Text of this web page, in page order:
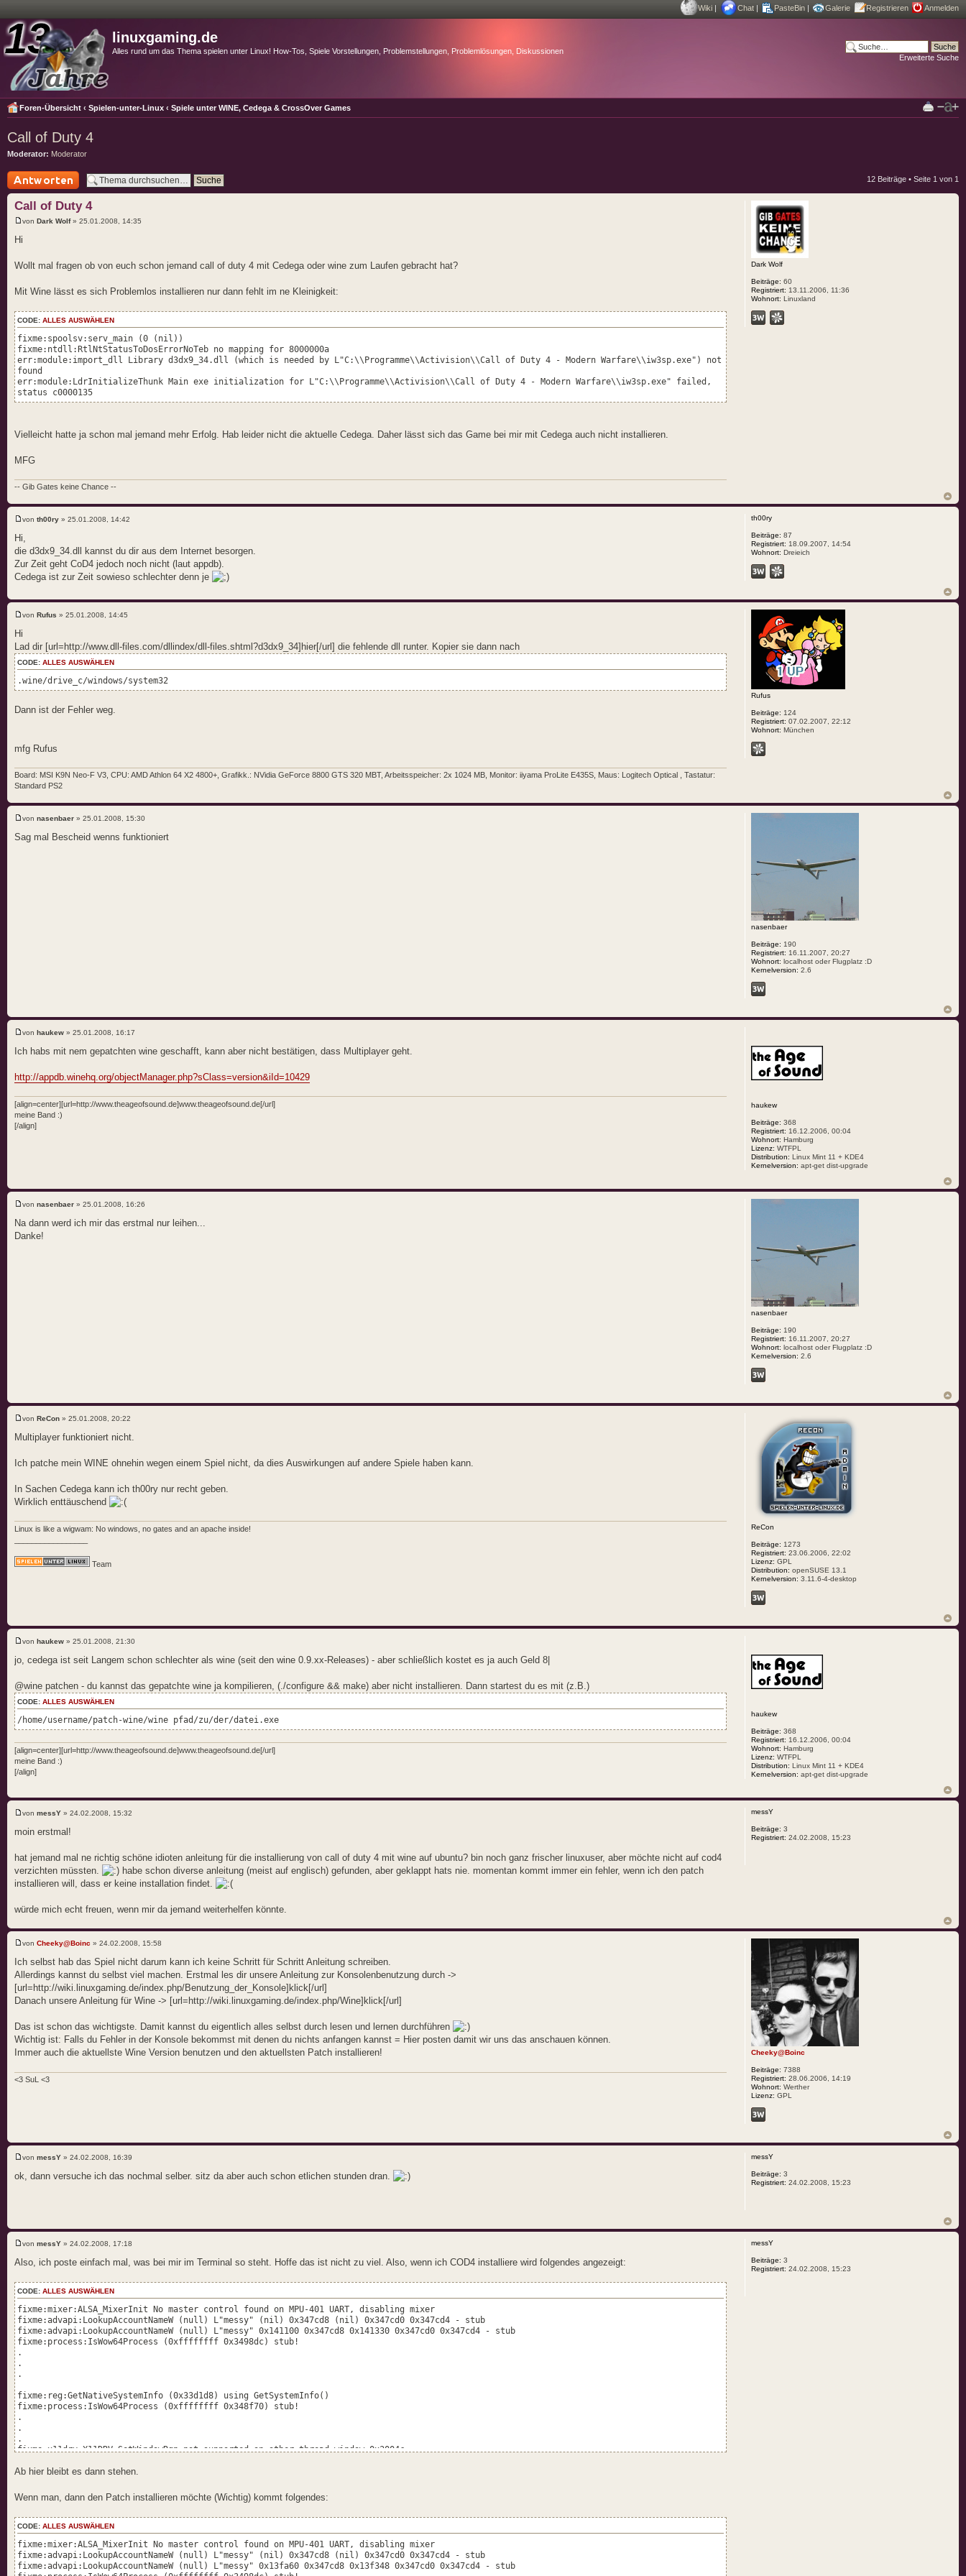
Wiki | Chat | PasteBin | Galerie Registrieren Anmelden
linuxgaming.de
Alles rund um das Thema spielen unter Linux! How-Tos, Spiele Vorstellungen, Problemstellungen, Problemlösungen, Diskussionen
Erweiterte Suche
Foren-Übersicht ‹ Spielen-unter-Linux ‹ Spiele unter WINE, Cedega & CrossOver Games
Call of Duty 4
Moderator: Moderator
Antwort schreiben
12 Beiträge • Seite 1 von 1
Call of Duty 4
von Dark Wolf» 25.01.2008, 14:35
Hi
Wollt mal fragen ob von euch schon jemand call of duty 4 mit Cedega oder wine zum Laufen gebracht hat?
Mit Wine lässt es sich Problemlos installieren nur dann fehlt im ne Kleinigkeit:
CODE: ALLES AUSWÄHLEN
fixme:spoolsv:serv_main (0 (nil))
fixme:ntdll:RtlNtStatusToDosErrorNoTeb no mapping for 8000000a
err:module:import_dll Library d3dx9_34.dll (which is needed by L"C:\\Programme\\Activision\\Call of Duty 4 - Modern Warfare\\iw3sp.exe") not
found
err:module:LdrInitializeThunk Main exe initialization for L"C:\\Programme\\Activision\\Call of Duty 4 - Modern Warfare\\iw3sp.exe" failed,
status c0000135
Vielleicht hatte ja schon mal jemand mehr Erfolg. Hab leider nicht die aktuelle Cedega. Daher lässt sich das Game bei mir mit Cedega auch nicht installieren.
MFG
-- Gib Gates keine Chance --
Dark Wolf
Beiträge: 60
Registriert: 13.11.2006, 11:36
Wohnort: Linuxland
von th00ry » 25.01.2008, 14:42
Hi,
die d3dx9_34.dll kannst du dir aus dem Internet besorgen.
Zur Zeit geht CoD4 jedoch noch nicht (laut appdb).
Cedega ist zur Zeit sowieso schlechter denn je
th00ry
Beiträge: 87
Registriert: 18.09.2007, 14:54
Wohnort: Dreieich
von Rufus » 25.01.2008, 14:45
Hi
Lad dir [url=http://www.dll-files.com/dllindex/dll-files.shtml?d3dx9_34]hier[/url] die fehlende dll runter. Kopier sie dann nach
CODE: ALLES AUSWÄHLEN
.wine/drive_c/windows/system32
Dann ist der Fehler weg.
mfg Rufus
Board: MSI K9N Neo-F V3, CPU: AMD Athlon 64 X2 4800+, Grafikk.: NVidia GeForce 8800 GTS 320 MBT, Arbeitsspeicher: 2x 1024 MB, Monitor: iiyama ProLite E435S, Maus: Logitech Optical , Tastatur:
Standard PS2
Rufus
Beiträge: 124
Registriert: 07.02.2007, 22:12
Wohnort: München
von nasenbaer » 25.01.2008, 15:30
Sag mal Bescheid wenns funktioniert
nasenbaer
Beiträge: 190
Registriert: 16.11.2007, 20:27
Wohnort: localhost oder Flugplatz :D
Kernelversion: 2.6
von haukew » 25.01.2008, 16:17
Ich habs mit nem gepatchten wine geschafft, kann aber nicht bestätigen, dass Multiplayer geht.
http://appdb.winehq.org/objectManager.php?sClass=version&iId=10429
[align=center][url=http://www.theageofsound.de]www.theageofsound.de[/url]
meine Band :)
[/align]
haukew
Beiträge: 368
Registriert: 16.12.2006, 00:04
Wohnort: Hamburg
Lizenz: WTFPL
Distribution: Linux Mint 11 + KDE4
Kernelversion: apt-get dist-upgrade
von nasenbaer » 25.01.2008, 16:26
Na dann werd ich mir das erstmal nur leihen...
Danke!
nasenbaer
Beiträge: 190
Registriert: 16.11.2007, 20:27
Wohnort: localhost oder Flugplatz :D
Kernelversion: 2.6
von ReCon » 25.01.2008, 20:22
Multiplayer funktioniert nicht.
Ich patche mein WINE ohnehin wegen einem Spiel nicht, da dies Auswirkungen auf andere Spiele haben kann.
In Sachen Cedega kann ich th00ry nur recht geben.
Wirklich enttäuschend
Linux is like a wigwam: No windows, no gates and an apache inside!
Team
ReCon
Beiträge: 1273
Registriert: 23.06.2006, 22:02
Lizenz: GPL
Distribution: openSUSE 13.1
Kernelversion: 3.11.6-4-desktop
von haukew » 25.01.2008, 21:30
jo, cedega ist seit Langem schon schlechter als wine (seit den wine 0.9.xx-Releases) - aber schließlich kostet es ja auch Geld 8|
@wine patchen - du kannst das gepatchte wine ja kompilieren, (./configure && make) aber nicht installieren. Dann startest du es mit (z.B.)
CODE: ALLES AUSWÄHLEN
/home/username/patch-wine/wine pfad/zu/der/datei.exe
[align=center][url=http://www.theageofsound.de]www.theageofsound.de[/url]
meine Band :)
[/align]
haukew
Beiträge: 368
Registriert: 16.12.2006, 00:04
Wohnort: Hamburg
Lizenz: WTFPL
Distribution: Linux Mint 11 + KDE4
Kernelversion: apt-get dist-upgrade
von messY » 24.02.2008, 15:32
moin erstmal!
hat jemand mal ne richtig schöne idioten anleitung für die installierung von call of duty 4 mit wine auf ubuntu? bin noch ganz frischer linuxuser, aber möchte nicht auf cod4
verzichten müssten.
habe schon diverse anleitung (meist auf englisch) gefunden, aber geklappt hats nie. momentan kommt immer ein fehler, wenn ich den patch
installieren will, dass er keine installation findet.
würde mich echt freuen, wenn mir da jemand weiterhelfen könnte.
messY
Beiträge: 3
Registriert: 24.02.2008, 15:23
von Cheeky@Boinc » 24.02.2008, 15:58
Ich selbst hab das Spiel nicht darum kann ich keine Schritt für Schritt Anleitung schreiben.
Allerdings kannst du selbst viel machen. Erstmal les dir unsere Anleitung zur Konsolenbenutzung durch ->
[url=http://wiki.linuxgaming.de/index.php/Benutzung_der_Konsole]klick[/url]
Danach unsere Anleitung für Wine -> [url=http://wiki.linuxgaming.de/index.php/Wine]klick[/url]
Das ist schon das wichtigste. Damit kannst du eigentlich alles selbst durch lesen und lernen durchführen
Wichtig ist: Falls du Fehler in der Konsole bekommst mit denen du nichts anfangen kannst = Hier posten damit wir uns das anschauen können.
Immer auch die aktuellste Wine Version benutzen und den aktuellsten Patch installieren!
<3 SuL <3
Cheeky@Boinc
Beiträge: 7388
Registriert: 28.06.2006, 14:19
Wohnort: Werther
Lizenz: GPL
von messY » 24.02.2008, 16:39
ok, dann versuche ich das nochmal selber. sitz da aber auch schon etlichen stunden dran.
messY
Beiträge: 3
Registriert: 24.02.2008, 15:23
von messY » 24.02.2008, 17:18
Also, ich poste einfach mal, was bei mir im Terminal so steht. Hoffe das ist nicht zu viel. Also, wenn ich COD4 installiere wird folgendes angezeigt:
CODE: ALLES AUSWÄHLEN
fixme:mixer:ALSA_MixerInit No master control found on MPU-401 UART, disabling mixer
fixme:advapi:LookupAccountNameW (null) L"messy" (nil) 0x347cd8 (nil) 0x347cd0 0x347cd4 - stub
fixme:advapi:LookupAccountNameW (null) L"messy" 0x141100 0x347cd8 0x141330 0x347cd0 0x347cd4 - stub
fixme:process:IsWow64Process (0xffffffff 0x3498dc) stub!
.
.
.
fixme:reg:GetNativeSystemInfo (0x33d1d8) using GetSystemInfo()
fixme:process:IsWow64Process (0xffffffff 0x348f70) stub!
.
.
.
fixme:x11drv:X11DRV_SetWindowRgn not supported on other thread window 0x3004c
.
fixme:x11drv:X11DRV_SetWindowRgn not supported on other thread window 0x3004c
fixme:process:IsWow64Process (0xffffffff 0x348efc) stub!
.
.
fixme:richedit:RichEditWndProc_common WM_STYLECHANGING: stub
fixme:richedit:RichEditWndProc_common WM_STYLECHANGED: stub
fixme:richedit:RichEditWndProc_common WM_STYLECHANGING: stub
Ab hier bleibt es dann stehen.
Wenn man, dann den Patch installieren möchte (Wichtig) kommt folgendes:
CODE: ALLES AUSWÄHLEN
fixme:mixer:ALSA_MixerInit No master control found on MPU-401 UART, disabling mixer
fixme:advapi:LookupAccountNameW (null) L"messy" (nil) 0x347cd8 (nil) 0x347cd0 0x347cd4 - stub
fixme:advapi:LookupAccountNameW (null) L"messy" 0x13fa60 0x347cd8 0x13f348 0x347cd0 0x347cd4 - stub
messY
Beiträge: 3
Registriert: 24.02.2008, 15:23